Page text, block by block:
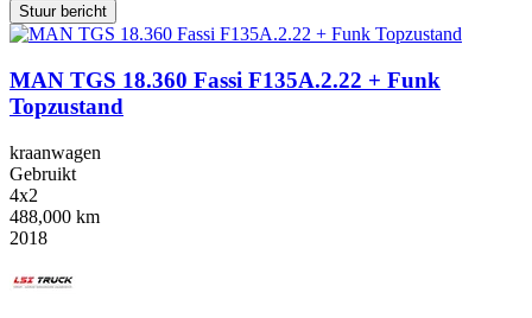
Stuur bericht
MAN TGS 18.360 Fassi F135A.2.22 + Funk
Topzustand
kraanwagen
Gebruikt
4x2
488,000 km
2018